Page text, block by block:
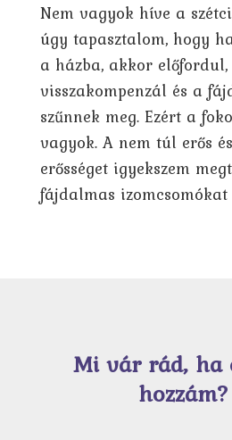
Nem vagyok híve a
úgy tapasztalom, hogy
a házba, akkor
visszakompenzál és a
szűnnek meg. Ezért a
vagyok. A nem túl erős
erősséget igyekszem
fájdalmas
Mi vár rád, ha
hozzám?